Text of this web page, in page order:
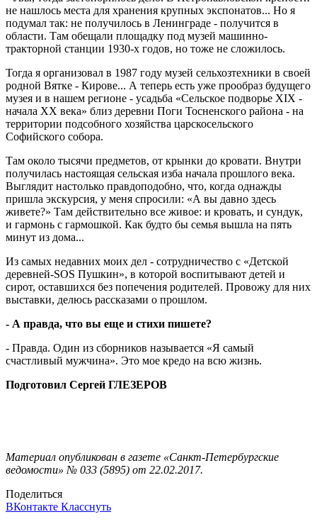
не нашлось места для хранения крупных экспонатов... Но я
подумал так: не получилось в Ленинграде - получится в
области. Там обещали площадку под музей машинно-
тракторной станции 1930-х годов, но тоже не сложилось.
Тогда я организовал в 1987 году музей сельхозтехники в своей
родной Вятке - Кирове... А теперь есть уже прообраз будущего
музея и в нашем регионе - усадьба «Сельское подворье XIX -
начала ХХ века» близ деревни Поги Тосненского района - на
территории подсобного хозяйства царскосельского
Софийского собора.
Там около тысячи предметов, от крынки до кровати. Внутри
получилась настоящая сельская изба начала прошлого века.
Выглядит настолько правдоподобно, что, когда однажды
пришла экскурсия, у меня спросили: «А вы давно здесь
живете?» Там действительно все живое: и кровать, и сундук,
и гармонь с гармошкой. Как будто бы семья вышла на пять
минут из дома...
Из самых недавних моих дел - сотрудничество с «Детской
деревней-SOS Пушкин», в которой воспитывают детей и
сирот, оставшихся без попечения родителей. Провожу для них
выставки, делюсь рассказами о прошлом.
- А правда, что вы еще и стихи пишете?
- Правда. Один из сборников называется «Я самый
счастливый мужчина». Это мое кредо на всю жизнь.
Подготовил Сергей ГЛЕЗЕРОВ
Материал опубликован в газете «Санкт-Петербургские
ведомости» № 033 (5895) от 22.02.2017.
Поделиться
ВКонтакте Класснуть